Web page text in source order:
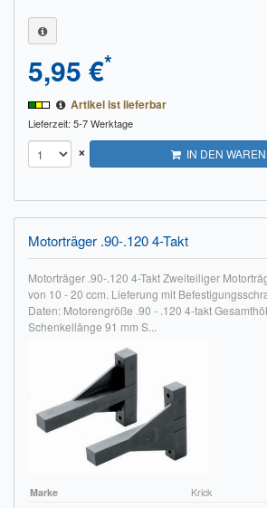
5,95 €*
Artikel ist lieferbar
Lieferzeit: 5-7 Werktage
× IN DEN
Motorträger .90-.120 4-Takt
Motorträger .90-.120 4-Takt Zweiteiliger
von 10 - 20 ccm. Lieferung mit
Daten: Motorengröße .90 - .120 4-takt
Schenkellänge 91 mm S...
Marke
Krick